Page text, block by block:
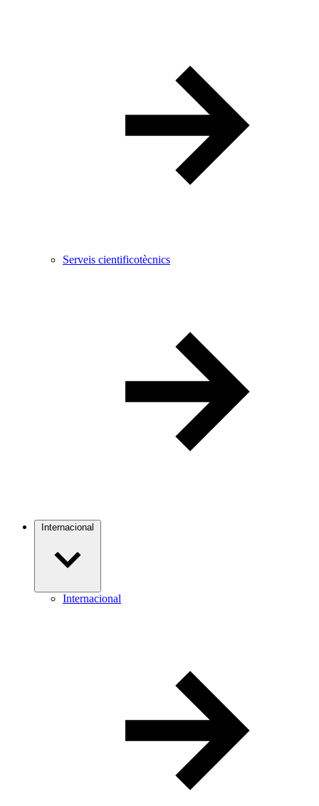
Serveis cientificotècnics
Internacional
Internacional